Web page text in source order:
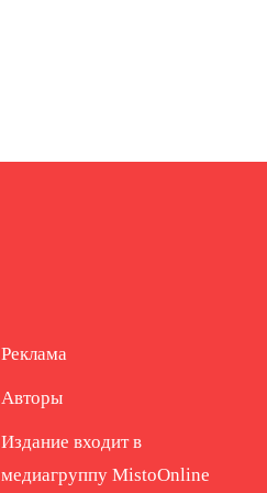
Реклама
Авторы
Издание входит в
медиагруппу MistoOnline